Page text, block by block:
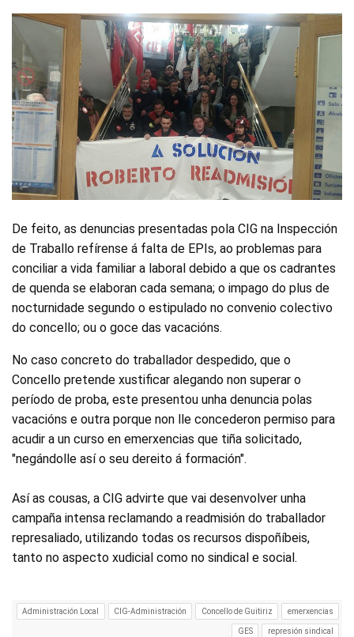
De feito, as denuncias presentadas pola CIG na Inspección
de Traballo refírense á falta de EPIs, ao problemas para
conciliar a vida familiar a laboral debido a que os cadrantes
de quenda se elaboran cada semana; o impago do plus de
nocturnidade segundo o estipulado no convenio colectivo
do concello; ou o goce das vacacións.
No caso concreto do traballador despedido, que o
Concello pretende xustificar alegando non superar o
período de proba, este presentou unha denuncia polas
vacacións e outra porque non lle concederon permiso para
acudir a un curso en emerxencias que tiña solicitado,
"negándolle así o seu dereito á formación".
Así as cousas, a CIG advirte que vai desenvolver unha
campaña intensa reclamando a readmisión do traballador
represaliado, utilizando todas os recursos dispoñíbeis,
tanto no aspecto xudicial como no sindical e social.
Administración Local CIG-Administración Concello de Guitiriz emerxencias
GES represión sindical